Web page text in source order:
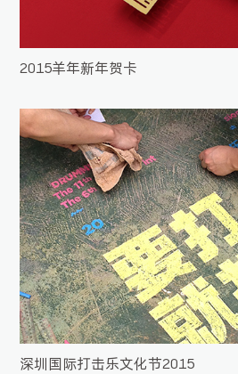
2015羊年新年贺卡
深圳国际打击乐文化节2015